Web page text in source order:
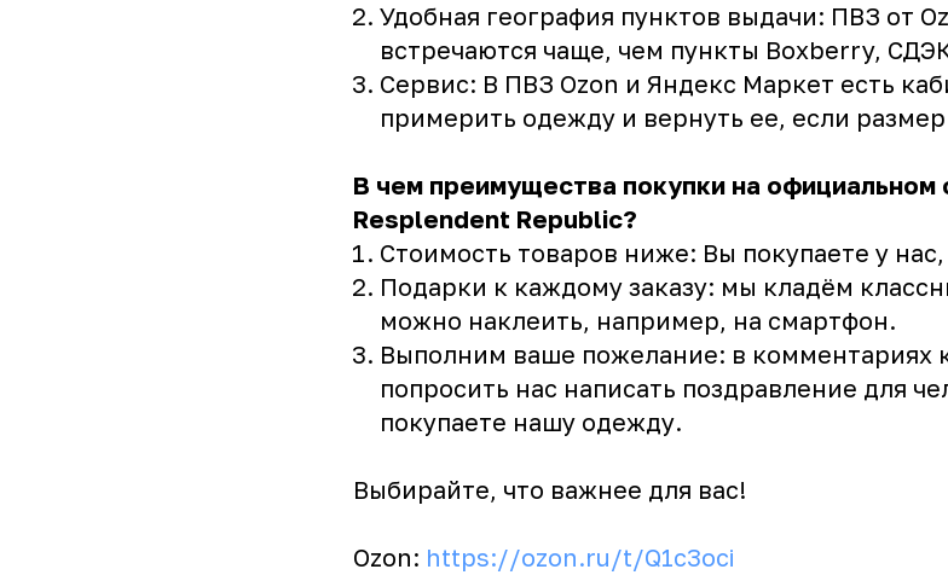
Удобная география пунктов выдачи: ПВЗ от
встречаются чаще, чем пункты Boxberry,
Сервис: В ПВЗ Ozon и Яндекс Маркет есть
примерить одежду и вернуть ее, если
В чем преимущества покупки на официальном
Resplendent Republic?
Стоимость товаров ниже: Вы покупаете у
Подарки к каждому заказу: мы кладём
можно наклеить, например, на смартфон.
Выполним ваше пожелание: в комментариях
попросить нас написать поздравление для
покупаете нашу одежду.
Выбирайте, что важнее для вас!
Ozon: https://ozon.ru/t/Q1c3oci